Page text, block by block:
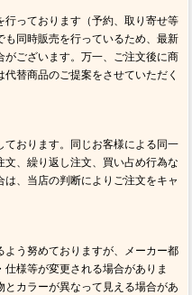
っております（予約、取り寄せ等
同時販売を行っているため、最新
ございます。万一、ご注文後に商
替商品のご提案をさせていただく
おります。同じお客様による同一
、繰り返し注文、買い占め行為な
、当店の判断によりご注文をキャ
う努めておりますが、メーカー都
様等が変更される場合がありま
カラーが異なって見える場合があ